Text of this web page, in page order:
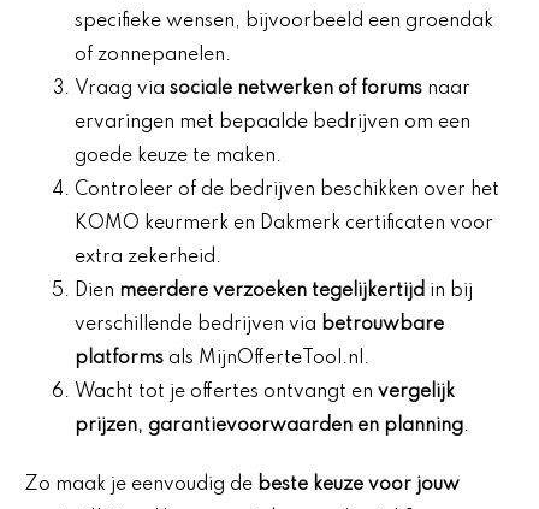
specifieke wensen, bijvoorbeeld een groendak
of zonnepanelen.
Vraag via sociale netwerken of forums naar
ervaringen met bepaalde bedrijven om een
goede keuze te maken.
Controleer of de bedrijven beschikken over het
KOMO keurmerk en Dakmerk certificaten voor
extra zekerheid.
Dien meerdere verzoeken tegelijkertijd in bij
verschillende bedrijven via betrouwbare
platforms als MijnOfferteTool.nl.
Wacht tot je offertes ontvangt en vergelijk
prijzen, garantievoorwaarden en planning.
Zo maak je eenvoudig de beste keuze voor jouw